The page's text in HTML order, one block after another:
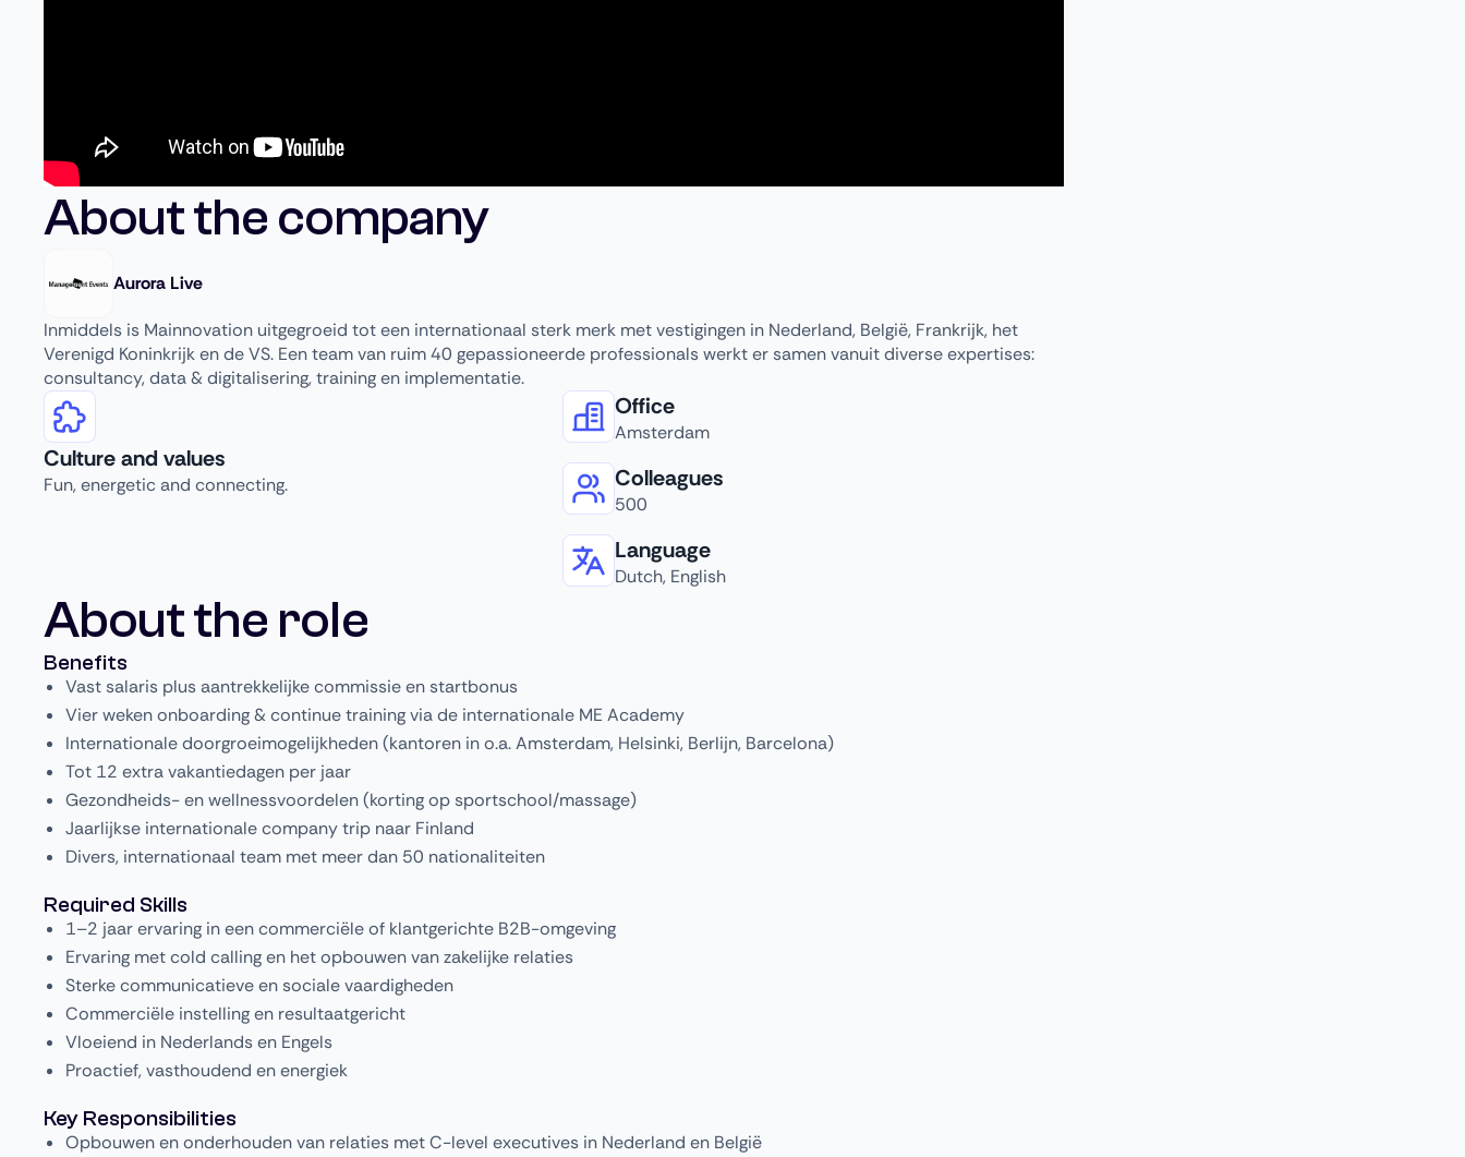
About the company
Aurora Live
Inmiddels is Mainnovation uitgegroeid tot een internationaal sterk merk met vestigingen in Nederland, België, Frankrijk, het
Verenigd Koninkrijk en de VS. Een team van ruim 40 gepassioneerde professionals werkt er samen vanuit diverse expertises:
consultancy, data & digitalisering, training en implementatie.
Culture and values
Fun, energetic and connecting.
Office
Amsterdam
Colleagues
500
Language
Dutch, English
About the role
Benefits
Vast salaris plus aantrekkelijke commissie en startbonus
Vier weken onboarding & continue training via de internationale ME Academy
Internationale doorgroeimogelijkheden (kantoren in o.a. Amsterdam, Helsinki, Berlijn, Barcelona)
Tot 12 extra vakantiedagen per jaar
Gezondheids- en wellnessvoordelen (korting op sportschool/massage)
Jaarlijkse internationale company trip naar Finland
Divers, internationaal team met meer dan 50 nationaliteiten
Required Skills
1–2 jaar ervaring in een commerciële of klantgerichte B2B-omgeving
Ervaring met cold calling en het opbouwen van zakelijke relaties
Sterke communicatieve en sociale vaardigheden
Commerciële instelling en resultaatgericht
Vloeiend in Nederlands en Engels
Proactief, vasthoudend en energiek
Key Responsibilities
Opbouwen en onderhouden van relaties met C-level executives in Nederland en België